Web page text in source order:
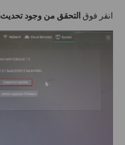
انقر فوق التحقق من وجود تحديث